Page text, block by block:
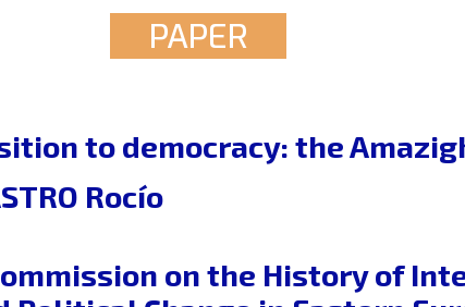
PAPER
to democracy: the
Rocío
on the History of